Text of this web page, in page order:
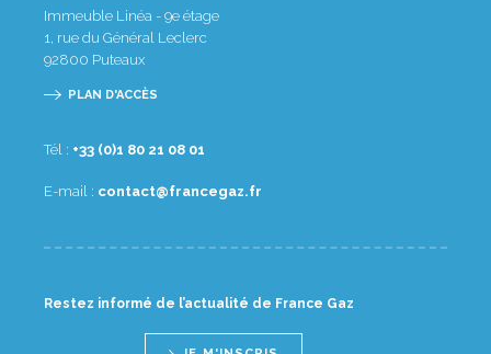
Immeuble Linéa - 9e étage
1, rue du Général Leclerc
92800 Puteaux
PLAN D'ACCÈS
Tél : 10 80 12 08 1(0) 33+
E-mail : rf.zagecnarf@tcatnoc
Restez informé de l’actualité de France Gaz